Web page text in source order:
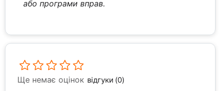
або програми вправ.
Ще немає оцінок відгуки (0)